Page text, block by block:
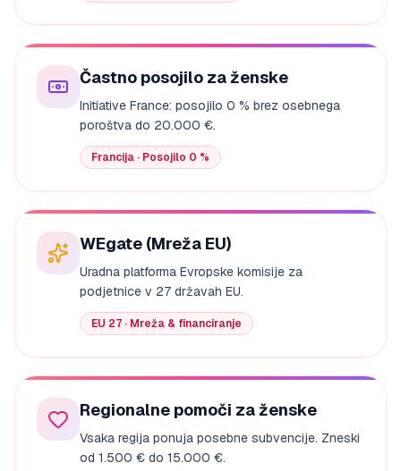
Častno posojilo za ženske
Initiative France: posojilo 0 % brez osebnega
poroštva do 20.000 €.
Francija · Posojilo 0 %
WEgate (Mreža EU)
Uradna platforma Evropske komisije za
podjetnice v 27 državah EU.
EU 27 · Mreža & financiranje
Regionalne pomoči za ženske
Vsaka regija ponuja posebne subvencije. Zneski
od 1.500 € do 15.000 €.